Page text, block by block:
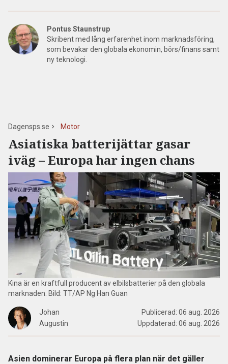
Pontus Staunstrup
Skribent med lång erfarenhet inom marknadsföring,
som bevakar den globala ekonomin, börs/finans samt
ny teknologi.
Dagensps.se Motor
Asiatiska batterijättar gasar
iväg – Europa har ingen chans
Kina är en kraftfull producent av elbilsbatterier på den globala
marknaden. Bild: TT/AP Ng Han Guan
Johan
Augustin
Publicerad: 06 aug. 2026
Uppdaterad: 06 aug. 2026
Asien dominerar Europa på flera plan när det gäller